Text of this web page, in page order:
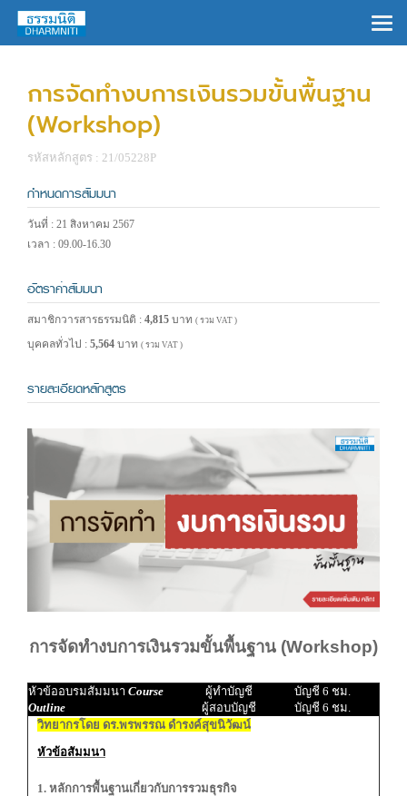
การจัดทำงบการเงินรวมขั้นพื้นฐาน
(Workshop)
รหัสหลักสูตร : 21/05228P
กำหนดการสัมมนา
วันที่ : 21 สิงหาคม 2567
เวลา : 09.00-16.30
อัตราค่าสัมมนา
สมาชิกวารสารธรรมนิติ : 4,815 บาท ( รวม VAT )
บุคคลทั่วไป : 5,564 บาท ( รวม VAT )
รายละเอียดหลักสูตร
การจัดทำงบการเงินรวมขั้นพื้นฐาน (Workshop)
หัวข้ออบรมสัมมนา Course
Outline
ผู้ทำบัญชี
บัญชี 6 ชม.
ผู้สอบบัญชี
บัญชี 6 ชม.
วิทยากรโดย ดร.พรพรรณ ดำรงค์สุขนิวัฒน์
หัวข้อสัมมนา
1. หลักการพื้นฐานเกี่ยวกับการรวมธุรกิจ
×